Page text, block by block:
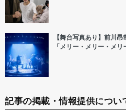
【舞台写真あり】前川
「メリー・メリー・メ
記事の掲載・情報提供につい